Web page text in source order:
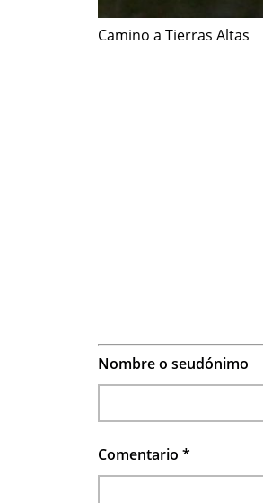
Camino a Tierras Altas
Nombre o seudónimo
Comentario *